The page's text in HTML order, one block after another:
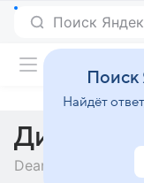
Дин Алтит
Dean Altit
Поиск
Найдёт